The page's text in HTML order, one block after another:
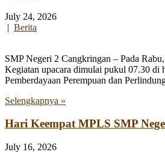
July 24, 2026
| Berita
SMP Negeri 2 Cangkringan – Pada
Kegiatan upacara dimulai pukul 07.30 di
Pemberdayaan Perempuan dan
Selengkapnya »
Hari Keempat MPLS SMP
July 16, 2026